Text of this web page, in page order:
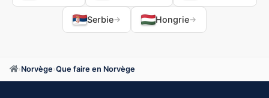
Serbie→ Hongrie→
› Norvège›Que faire en Norvège